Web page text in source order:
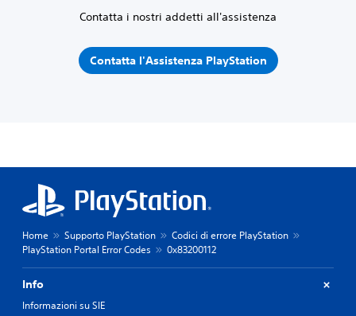
Contatta i nostri addetti all'assistenza
Contatta l'Assistenza PlayStation
Home Supporto PlayStation
Codici di errore PlayStation
PlayStation Portal Error Codes
0x83200112
Info
Informazioni su SIE